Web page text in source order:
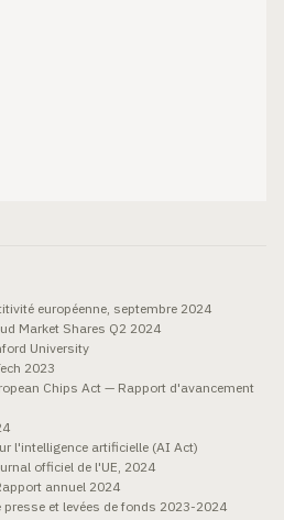
européenne, septembre 2024
Market Shares Q2 2024
University
2023
Chips Act — Rapport d'avancement
l'intelligence artificielle (AI Act)
officiel de l'UE, 2024
annuel 2024
et levées de fonds 2023-2024